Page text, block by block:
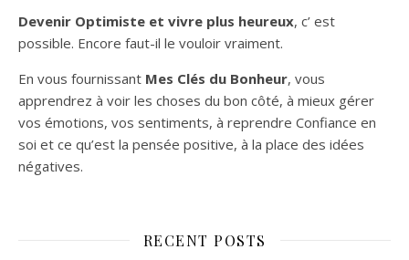
Devenir Optimiste et vivre plus heureux, c’ est
possible. Encore faut-il le vouloir vraiment.
En vous fournissant Mes Clés du Bonheur, vous
apprendrez à voir les choses du bon côté, à mieux gérer
vos émotions, vos sentiments, à reprendre Confiance en
soi et ce qu’est la pensée positive, à la place des idées
négatives.
RECENT POSTS